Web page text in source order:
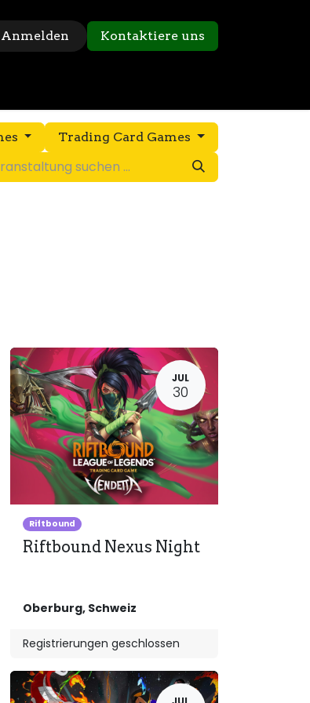
Anmelden Kontaktiere uns
Trading Card Games
JUL
30
Riftbound
Riftbound Nexus Night
Oberburg, Schweiz
Registrierungen geschlossen